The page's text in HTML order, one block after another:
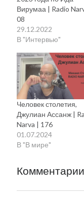
Вирумаа | Radio
08
29.12.2022
В "Интервью"
Человек столетия,
Джулиан Ассанж |
Narva | 176
01.07.2024
В "В мире"
Комментарии